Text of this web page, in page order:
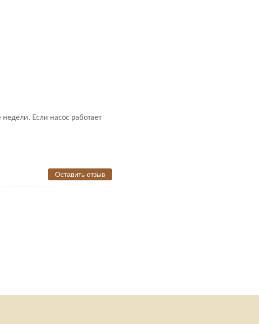
Если насос работает
Оставить отзыв